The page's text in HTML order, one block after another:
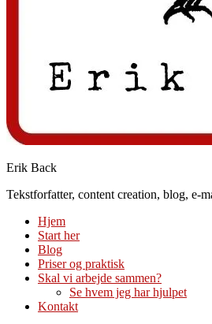
Erik Back
Tekstforfatter, content creation, blog, e-
Hjem
Start her
Blog
Priser og praktisk
Skal vi arbejde sammen?
Se hvem jeg har hjulpet
Kontakt